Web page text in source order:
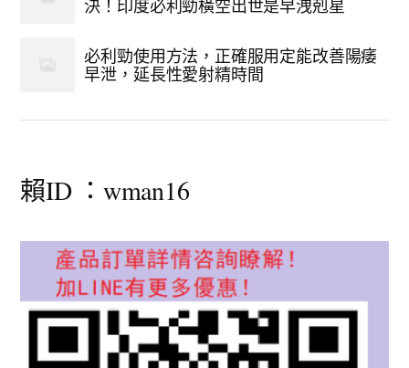
決！印度必利勁橫空出世是早洩剋星
必利勁使用方法，正確服用定能改善陽痿
早泄，延長性愛射精時間
賴ID ：wman16